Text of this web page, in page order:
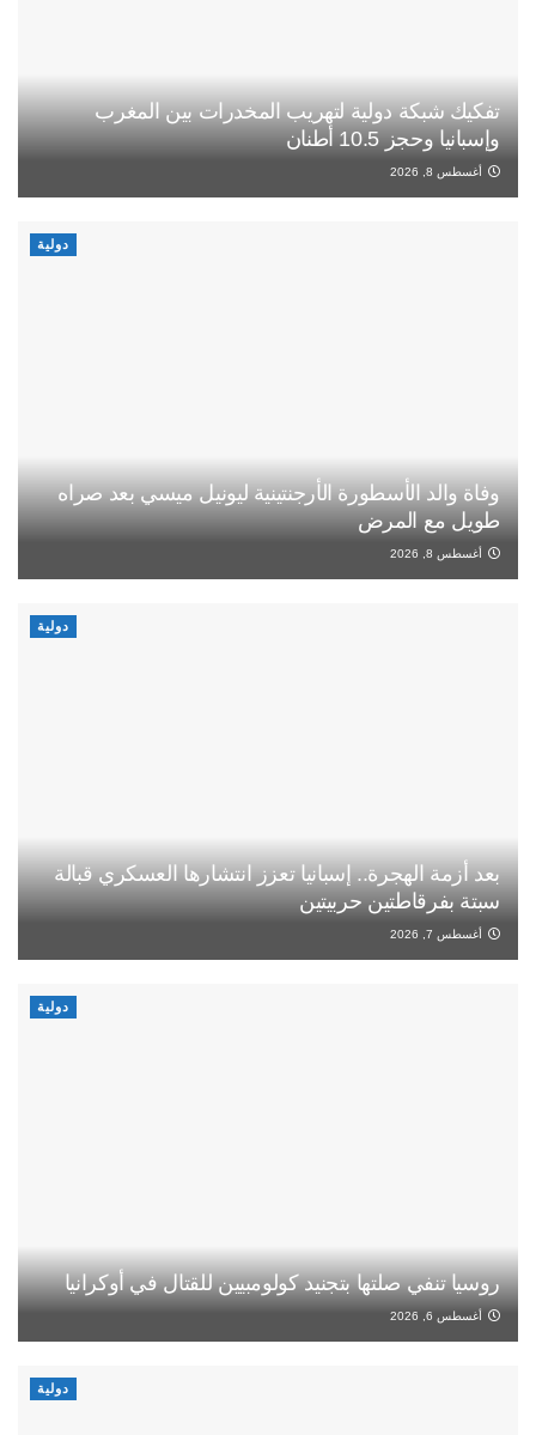
تفكيك شبكة دولية لتهريب المخدرات بين المغرب
وإسبانيا وحجز 10.5 أطنان
أغسطس 8, 2026
دولية
وفاة والد الأسطورة الأرجنتينية ليونيل ميسي بعد صراه
طويل مع المرض
أغسطس 8, 2026
دولية
بعد أزمة الهجرة.. إسبانيا تعزز انتشارها العسكري قبالة
سبتة بفرقاطتين حربيتين
أغسطس 7, 2026
دولية
روسيا تنفي صلتها بتجنيد كولومبيين للقتال في أوكرانيا
أغسطس 6, 2026
دولية